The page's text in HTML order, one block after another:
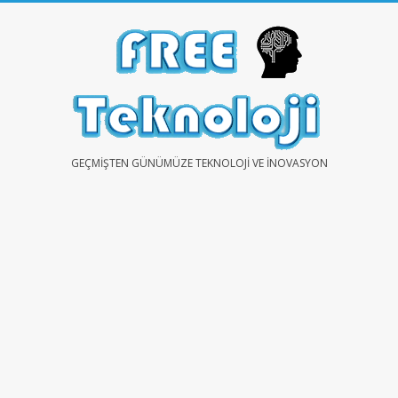
FREEGEÇMIŞTEN GÜNÜMÜZE TEKNOLOJI VE İNOVASYON